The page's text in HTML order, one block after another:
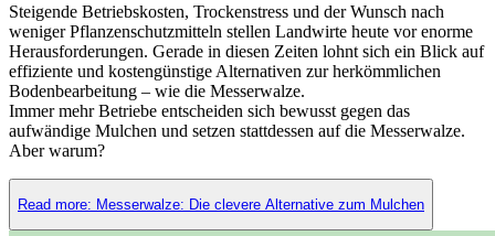
Steigende Betriebskosten, Trockenstress und der Wunsch nach
weniger Pflanzenschutzmitteln stellen Landwirte heute vor enorme
Herausforderungen. Gerade in diesen Zeiten lohnt sich ein Blick auf
effiziente und kostengünstige Alternativen zur herkömmlichen
Bodenbearbeitung – wie die Messerwalze.
Immer mehr Betriebe entscheiden sich bewusst gegen das
aufwändige Mulchen und setzen stattdessen auf die Messerwalze.
Aber warum?
Read more: Messerwalze: Die clevere Alternative zum Mulchen